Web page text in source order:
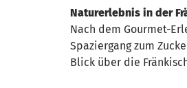
Naturerlebnis in der
Nach dem Gourmet-
Spaziergang zum
Blick über die